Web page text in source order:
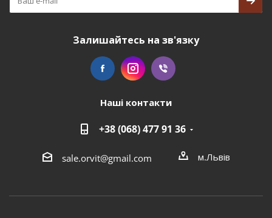
Залишайтесь на зв'язку
Наші контакти
+38 (068) 477 91 36
sale.orvit@gmail.com м.Львів